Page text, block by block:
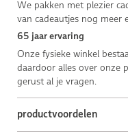
We pakken met plezier
van cadeautjes nog meer
65 jaar ervaring
Onze fysieke winkel
daardoor alles over onze
gerust al je vragen.
productvoordelen